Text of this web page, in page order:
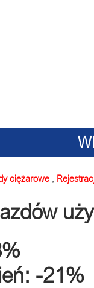
ciężarowe
-21%